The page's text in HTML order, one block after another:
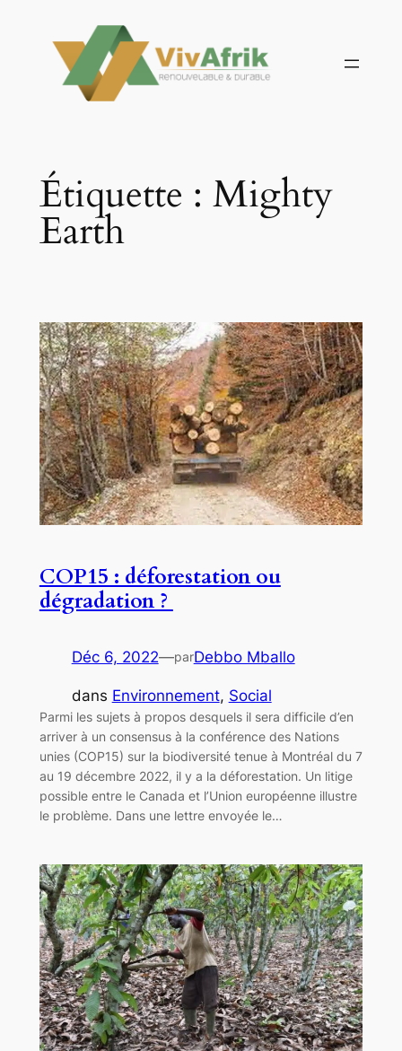
contenu
Étiquette : Mighty
Earth
COP15 : déforestation ou
dégradation ?
Déc 6, 2022—parDebbo Mballo
dans Environnement, Social
Parmi les sujets à propos desquels il sera difficile d’en
arriver à un consensus à la conférence des Nations
unies (COP15) sur la biodiversité tenue à Montréal du 7
au 19 décembre 2022, il y a la déforestation. Un litige
possible entre le Canada et l’Union européenne illustre
le problème. Dans une lettre envoyée le…